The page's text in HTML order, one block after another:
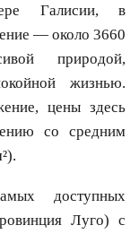
Галисии, в
— около 3660
природой,
жизнью.
цены здесь
со средним
доступных
Луго) с